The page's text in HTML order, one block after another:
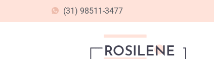
(31) 98511-3477